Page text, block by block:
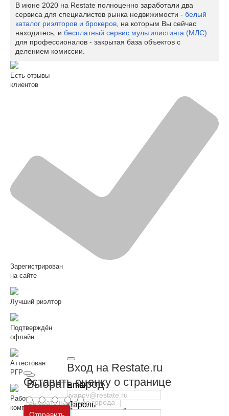
Выбрать город
Москва и
Московская область
Вход на Restate.ru
Email
Пароль
В июне 2020 на Restate полноценно заработали два
сервиса для специалистов рынка недвижимости - белый
каталог риэлторов и брокеров , на которым Вы сейчас
находитесь, и бесплатный сервис мультилистинга (МЛС)
для профессионалов - закрытая база объектов с
делением комиссии.
Есть отзывы
клиентов
Зарегистрирован
на сайте
Лучший риэлтор
Подтверждён
офлайн
Аттестован
РГР
Работает в
компании РГР
Оставить оценку о странице
Отправить